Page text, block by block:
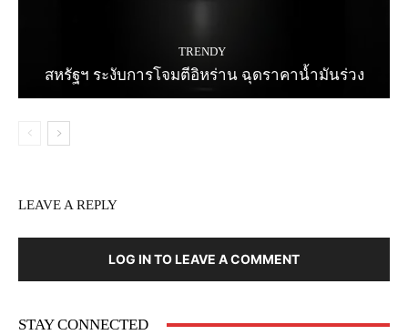
TRENDY
สหรัฐฯ ระงับการโจมตีอิหร่าน ฉุดราคาน้ำมันร่วง
LEAVE A REPLY
LOG IN TO LEAVE A COMMENT
STAY CONNECTED